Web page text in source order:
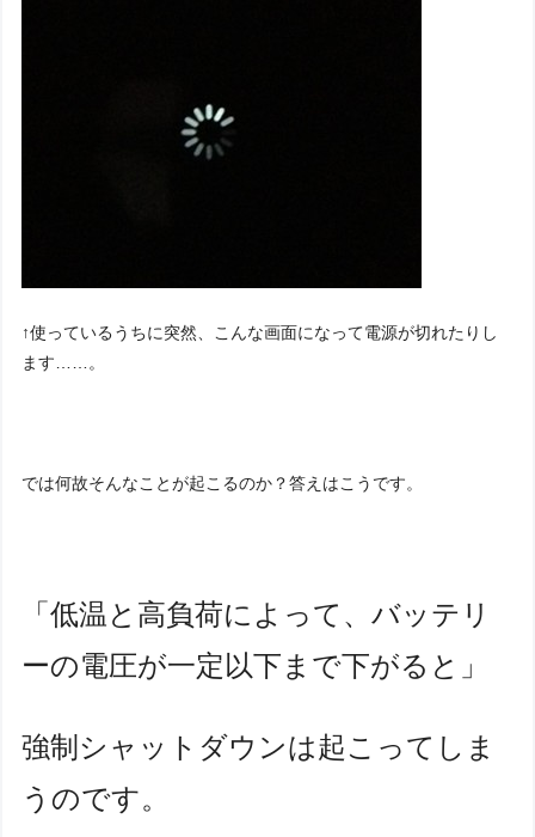
↑使っているうちに突然、こんな画面になって電源が切れたりし
ます……。
では何故そんなことが起こるのか？答えはこうです。
「低温と高負荷によって、バッテリ
ーの電圧が一定以下まで下がると」
強制シャットダウンは起こってしま
うのです。